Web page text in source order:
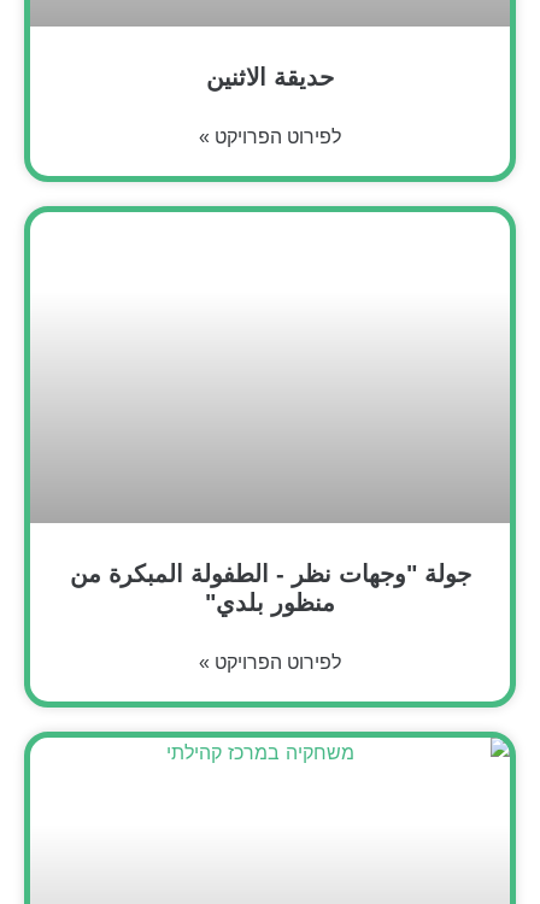
حديقة الاثنين
לפירוט הפרויקט »
جولة "وجهات نظر - الطفولة المبكرة من
منظور بلدي"
לפירוט הפרויקט »